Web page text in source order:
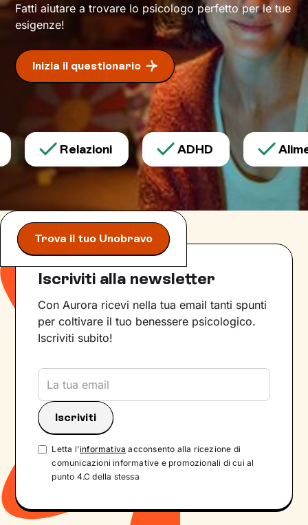
Fatti aiutare a trovare lo psicologo perfetto per le tue
esigenze!
Inizia il questionario
Relazioni ADHD
Trova il tuo Unobravo
Iscriviti alla newsletter
Con Aurora ricevi nella tua email tanti spunti
per coltivare il tuo benessere psicologico.
Iscriviti subito!
Letta l'informativa acconsento alla ricezione di
comunicazioni informative e promozionali di cui al
punto 4.C della stessa